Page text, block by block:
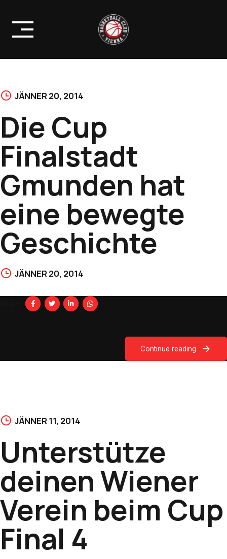
content
JÄNNER 20, 2014
Die Cup
Finalstadt
Gmunden hat
eine bewegte
Geschichte
JÄNNER 20, 2014
Continue reading
JÄNNER 11, 2014
Unterstütze
deinen Wiener
Verein beim Cup
Final 4